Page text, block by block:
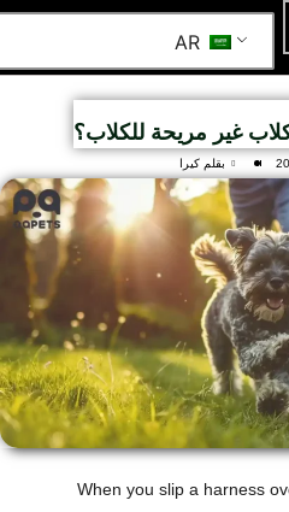
AR
غير مريحة للكلاب؟
بقلم كيرا
When you slip a harness